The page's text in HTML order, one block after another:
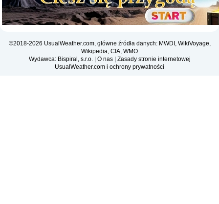
©2018-2026 UsualWeather.com, główne źródła danych: MWDI, WikiVoyage,
Wikipedia, CIA, WMO
Wydawca: Bispiral, s.r.o. | O nas| Zasady stronie internetowej
UsualWeather.com i ochrony prywatności